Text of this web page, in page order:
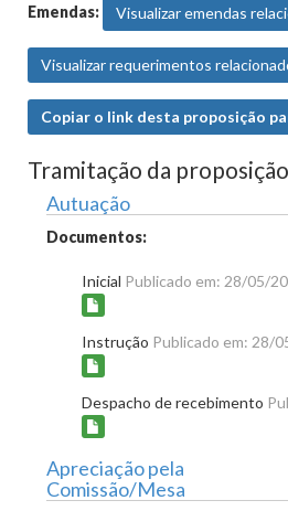
Emendas: Visualizar emendas
Visualizar requerimentos
Copiar o link desta proposição
Tramitação da proposição
Autuação
Documentos:
Inicial Publicado em: 28/05/
Instrução Publicado em: 28/
Despacho de recebimento
Apreciação pela
Comissão/Mesa